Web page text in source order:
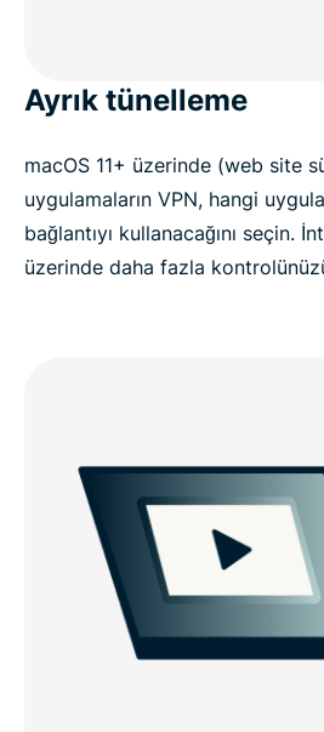
Ayrık tünelleme
macOS 11+ üzerinde (web site
uygulamaların VPN, hangi
bağlantıyı kullanacağını seçin.
üzerinde daha fazla